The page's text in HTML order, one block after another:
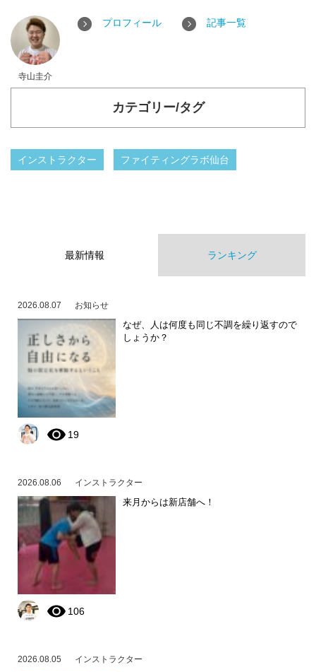
寺山圭介
プロフィール 記事一覧
カテゴリー/タグ
インストラクター ファイティングラボ仙台
最新情報 ランキング
2026.08.07 お知らせ
なぜ、人は何度も同じ不調を繰り返すので
しょうか？
19
2026.08.06 インストラクター
来月からは新店舗へ！
106
2026.08.05 インストラクター